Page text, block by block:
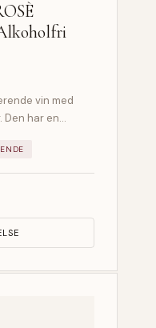
vin med
har en…